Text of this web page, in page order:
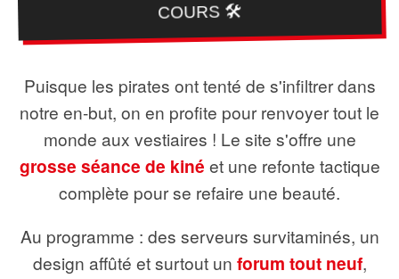
COURS 🛠️
Puisque les pirates ont tenté de s'infiltrer dans
notre en-but, on en profite pour renvoyer tout le
monde aux vestiaires ! Le site s'offre une
grosse séance de kiné et une refonte tactique
complète pour se refaire une beauté.
Au programme : des serveurs survitaminés, un
design affûté et surtout un forum tout neuf,